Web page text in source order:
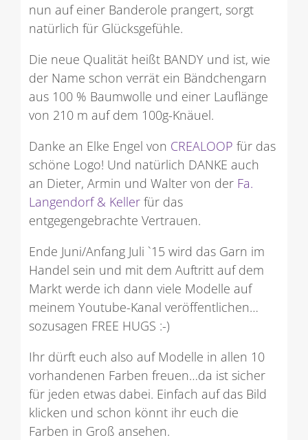
nun auf einer Banderole prangert, sorgt
natürlich für Glücksgefühle.
Die neue Qualität heißt BANDY und ist, wie
der Name schon verrät ein Bändchengarn
aus 100 % Baumwolle und einer Lauflänge
von 210 m auf dem 100g-Knäuel.
Danke an Elke Engel von CREALOOP für das
schöne Logo! Und natürlich DANKE auch
an Dieter, Armin und Walter von der Fa.
Langendorf & Keller für das
entgegengebrachte Vertrauen.
Ende Juni/Anfang Juli `15 wird das Garn im
Handel sein und mit dem Auftritt auf dem
Markt werde ich dann viele Modelle auf
meinem Youtube-Kanal veröffentlichen…
sozusagen FREE HUGS :-)
Ihr dürft euch also auf Modelle in allen 10
vorhandenen Farben freuen…da ist sicher
für jeden etwas dabei. Einfach auf das Bild
klicken und schon könnt ihr euch die
Farben in Groß ansehen.